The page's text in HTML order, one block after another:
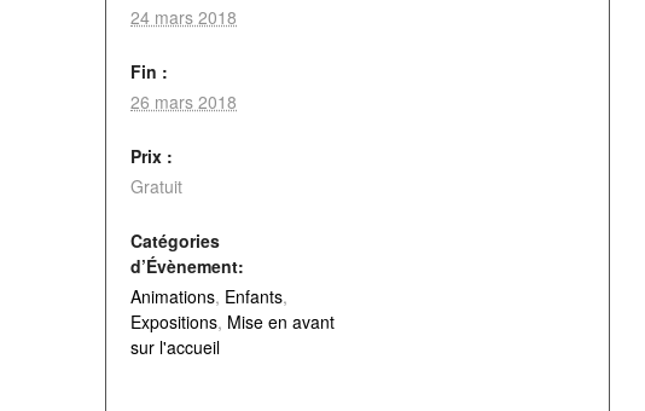
24 mars 2018
Fin :
26 mars 2018
Prix :
Gratuit
Catégories
d’Évènement:
Animations, Enfants,
Expositions, Mise en avant
sur l'accueil